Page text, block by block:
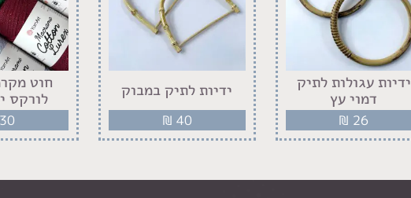
ידיות עגולות לתיק
דמוי עץ
₪ 26
ידיות לתיק במבוק
₪ 40
חוט
לורקס
30